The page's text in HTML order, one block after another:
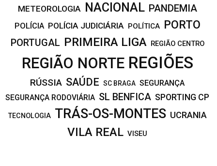
METEOROLOGIA NACIONAL PANDEMIA
POLÍCIA POLÍCIA JUDICIÁRIA POLÍTICA PORTO
PORTUGAL PRIMEIRA LIGA REGIÃO CENTRO
REGIÃO NORTE REGIÕES
RÚSSIA SAÚDE SC BRAGA SEGURANÇA
SEGURANÇA RODOVIÁRIA SL BENFICA SPORTING CP
TECNOLOGIA TRÁS-OS-MONTES UCRANIA
VILA REAL VISEU